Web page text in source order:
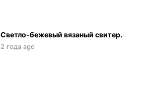
Светло-бежевый вязаный свитер.
2 года ago